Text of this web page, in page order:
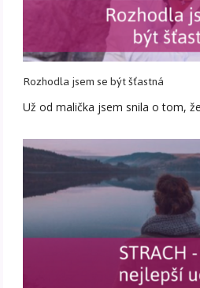
Rozhodla jsem se být šťastná
Už od malička jsem snila o tom,